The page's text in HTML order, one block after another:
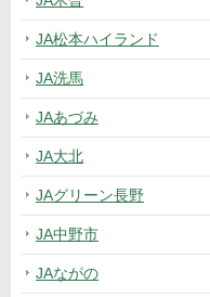
JA松本ハイランド
JA洗馬
JAあづみ
JA大北
JAグリーン長野
JA中野市
JAながの